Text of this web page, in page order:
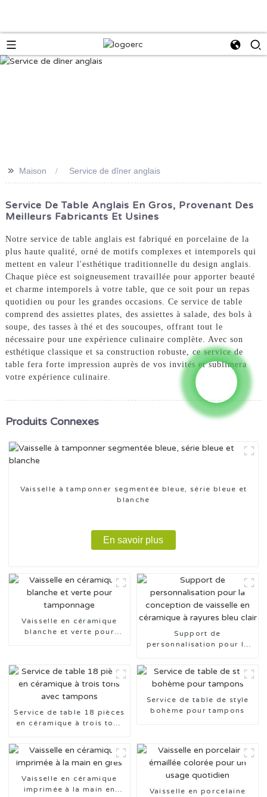
>> Maison Service de dîner anglais
Service De Table Anglais En Gros, Provenant Des
Meilleurs Fabricants Et Usines
Notre service de table anglais est fabriqué en porcelaine de la
plus haute qualité, orné de motifs complexes et intemporels qui
mettent en valeur l'esthétique traditionnelle du design anglais.
Chaque pièce est soigneusement travaillée pour apporter beauté
et charme intemporels à votre table, que ce soit pour un repas
quotidien ou pour les grandes occasions. Ce service de table
comprend des assiettes plates, des assiettes à salade, des bols à
soupe, des tasses à thé et des soucoupes, offrant tout le
nécessaire pour une expérience culinaire complète. Avec son
esthétique classique et sa construction robuste, ce service de
table fera forte impression auprès de vos invités et sublimera
votre expérience culinaire.
Produits Connexes
Vaisselle à tamponner segmentée bleue, série bleue et
blanche
En savoir plus
Vaisselle en céramique
blanche et verte pour
Support de
personnalisation pour la
céramique à rayures bleu
clair
Service de table 18 pièces
en céramique à trois tons
Service de table de style
bohème pour tampons
Vaisselle en céramique
imprimée à la main en
Vaisselle en porcelaine